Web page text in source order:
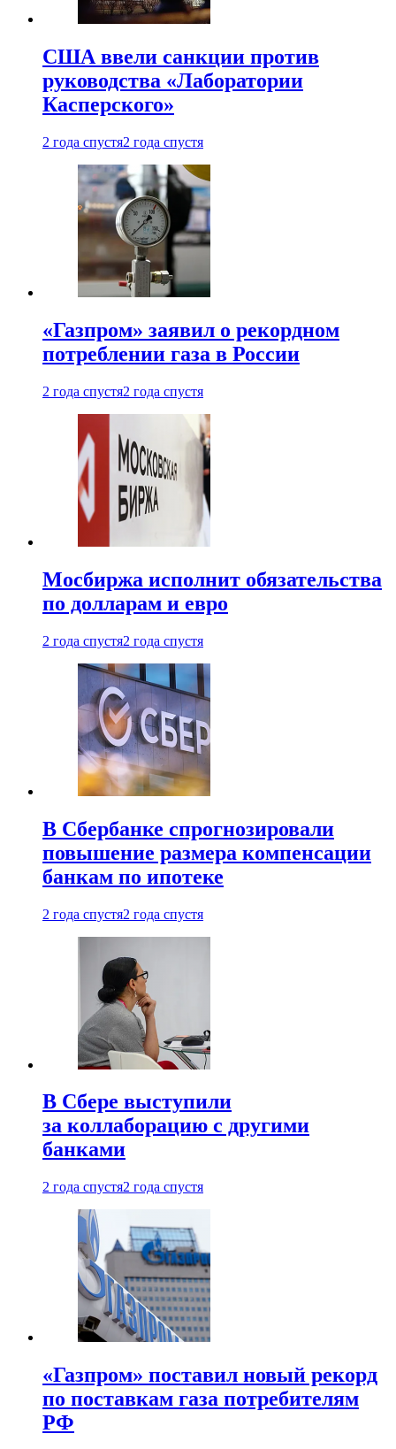
США ввели санкции против
руководства «Лаборатории
Касперского»
2 года спустя2 года спустя
«Газпром» заявил о рекордном
потреблении газа в России
2 года спустя2 года спустя
Мосбиржа исполнит обязательства
по долларам и евро
2 года спустя2 года спустя
В Сбербанке спрогнозировали
повышение размера компенсации
банкам по ипотеке
2 года спустя2 года спустя
В Сбере выступили
за коллаборацию с другими
банками
2 года спустя2 года спустя
«Газпром» поставил новый рекорд
по поставкам газа потребителям
РФ